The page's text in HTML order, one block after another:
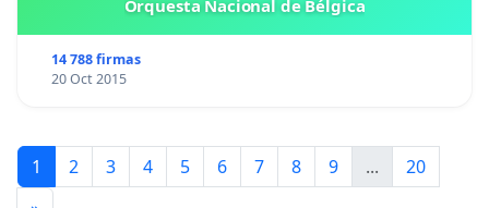
Orquesta Nacional de Bélgica
14 788 firmas
20 Oct 2015
1 2 3 4 5 6 7 8 9 ...
20